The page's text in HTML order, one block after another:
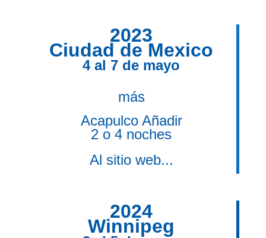
2023
Ciudad de Mexico
4 al 7 de mayo
más
Acapulco Añadir
2 o 4 noches
Al sitio web...
2024
Winnipeg